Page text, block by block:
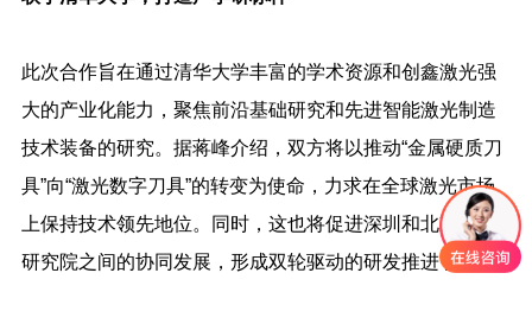
此次合作旨在通过清华大学丰富的学术资源和创鑫激光强
大的产业化能力，聚焦前沿基础研究和先进智能激光制造
技术装备的研究。据蒋峰介绍，双方将以推动“金属硬质刀
具”向“激光数字刀具”的转变为使命，力求在全球激光市场
上保持技术领先地位。同时，这也将促进深圳和北京两地
研究院之间的协同发展，形成双轮驱动的研发推进引擎。